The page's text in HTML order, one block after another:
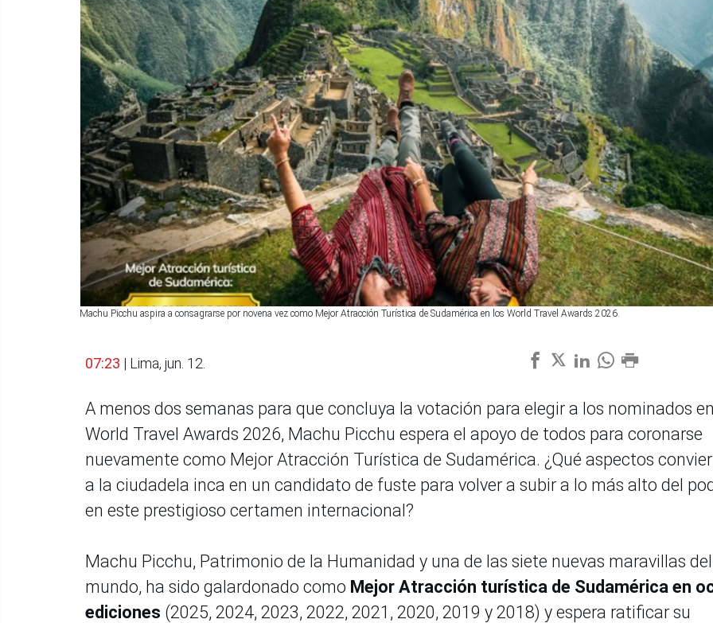
Machu Picchu aspira a consagrarse por novena vez como Mejor Atracción Turística de Sudamérica en los World Travel Awards 2026.
07:23 | Lima, jun. 12.
A menos dos semanas para que concluya la votación para elegir a los nominados
World Travel Awards 2026, Machu Picchu espera el apoyo de todos para coronarse
nuevamente como Mejor Atracción Turística de Sudamérica. ¿Qué aspectos
a la ciudadela inca en un candidato de fuste para volver a subir a lo más alto del
en este prestigioso certamen internacional?
Machu Picchu, Patrimonio de la Humanidad y una de las siete nuevas maravillas del
mundo, ha sido galardonado como Mejor Atracción turística de Sudamérica en
ediciones (2025, 2024, 2023, 2022, 2021, 2020, 2019 y 2018) y espera ratificar su